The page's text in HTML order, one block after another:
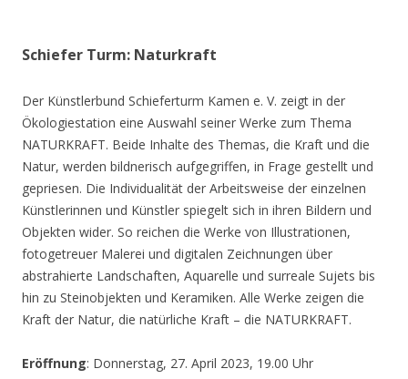
Schiefer Turm: Naturkraft
Der Künstlerbund Schieferturm Kamen e. V. zeigt in der
Ökologiestation eine Auswahl seiner Werke zum Thema
NATURKRAFT. Beide Inhalte des Themas, die Kraft und die
Natur, werden bildnerisch aufgegriffen, in Frage gestellt und
gepriesen. Die Individualität der Arbeitsweise der einzelnen
Künstlerinnen und Künstler spiegelt sich in ihren Bildern und
Objekten wider. So reichen die Werke von Illustrationen,
fotogetreuer Malerei und digitalen Zeichnungen über
abstrahierte Landschaften, Aquarelle und surreale Sujets bis
hin zu Steinobjekten und Keramiken. Alle Werke zeigen die
Kraft der Natur, die natürliche Kraft – die NATURKRAFT.
Eröffnung: Donnerstag, 27. April 2023, 19.00 Uhr